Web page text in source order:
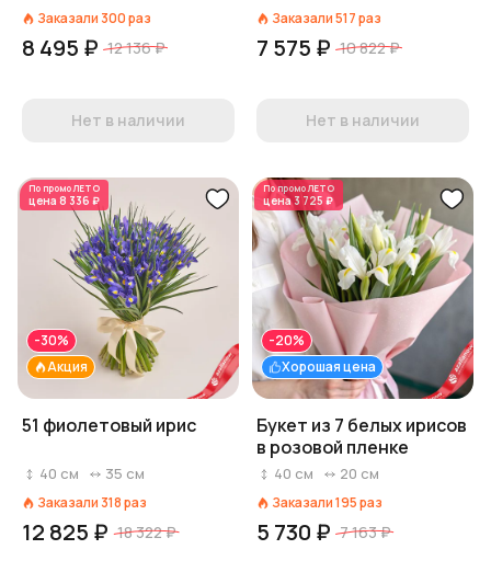
Заказали 300раз
8 495 ₽ 12 136 ₽
Нет в наличии
Заказали517раз
7 575 ₽ 10 822 ₽
Нет в наличии
По промоЛЕТО
цена 8 336 ₽
Акция
-30%
51 фиолетовый ирис
40 см 35 см
Заказали 318раз
12 825 ₽ 18 322 ₽
По промоЛЕТО
цена3 725 ₽
Хорошая цена
-20%
Букет из 7 белых ирисов
в розовой пленке
40 см 20 см
Заказали195раз
5 730 ₽ 7 163 ₽